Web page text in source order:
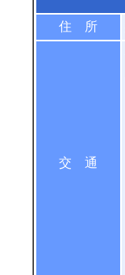
住 所
交 通